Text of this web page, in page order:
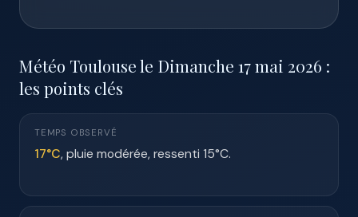
Météo Toulouse le Dimanche 17 mai 2026 :
les points clés
TEMPS OBSERVÉ
17°C, pluie modérée, ressenti 15°C.